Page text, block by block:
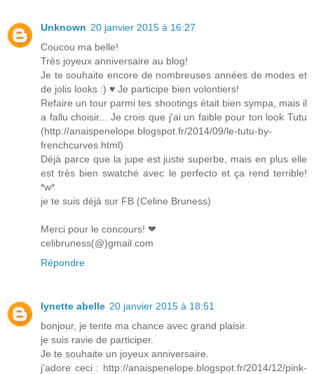
Unknown 20 janvier 2015 à 16:27
Coucou ma belle!
Très joyeux anniversaire au blog!
Je te souhaite encore de nombreuses années de modes et
de jolis looks :) ♥ Je participe bien volontiers!
Refaire un tour parmi tes shootings était bien sympa, mais il
a fallu choisir... Je crois que j'ai un faible pour ton look Tutu
(http://anaispenelope.blogspot.fr/2014/09/le-tutu-by-
frenchcurves.html)
Déjà parce que la jupe est juste superbe, mais en plus elle
est très bien swatché avec le perfecto et ça rend terrible!
*w*
je te suis déjà sur FB (Celine Bruness)
Merci pour le concours! ❤
celibruness(@)gmail.com
Répondre
lynette abelle 20 janvier 2015 à 18:51
bonjour, je tente ma chance avec grand plaisir.
je suis ravie de participer.
Je te souhaite un joyeux anniversaire.
j'adore ceci : http://anaispenelope.blogspot.fr/2014/12/pink-